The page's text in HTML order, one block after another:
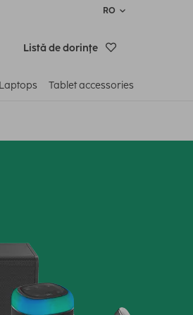
RO
Listă de dorinţe
Tablet accessories